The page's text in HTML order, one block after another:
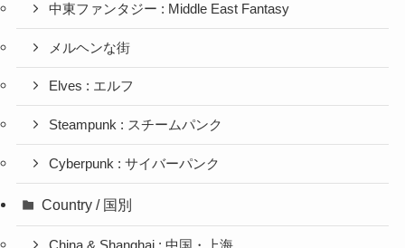
中東ファンタジー : Middle East Fantasy
メルヘンな街
Elves : エルフ
Steampunk : スチームパンク
Cyberpunk : サイバーパンク
Country / 国別